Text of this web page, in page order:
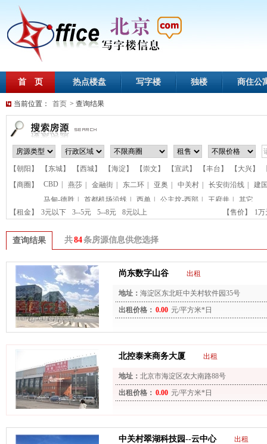
首 页 热点楼盘 写字楼 独楼 商住公
当前位置： 首页 > 查询结果
【朝阳】 【东城】 【西城】 【海淀】 【崇文】 【宣武】 【丰台】 【大兴】
【商圈】
CBD 燕莎 金融街 东二环 亚奥 中关村 长安街沿线
建
马甸-德胜 | 首都机场沿线 | 西单 | 公主坟-西部 | 王府井 |
其它
【租金】
3元以下 3--5元 5--8元 8元以上 【售价】 1
查询结果 共84条房源信息供您选择
尚东数字山谷 出租
地址： 海淀区东北旺中关村软件园35号
出租价格： 0.00 元/平方米*日
北控泰来商务大厦 出租
地址： 北京市海淀区农大南路88号
出租价格： 0.00 元/平方米*日
中关村翠湖科技园--云中心 出租